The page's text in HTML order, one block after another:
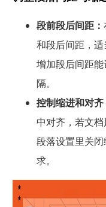
段前段后间距：
和段后间距，适
增加段后间距
隔。
控制缩进和对齐
中对齐，若文
段落设置里关
求。